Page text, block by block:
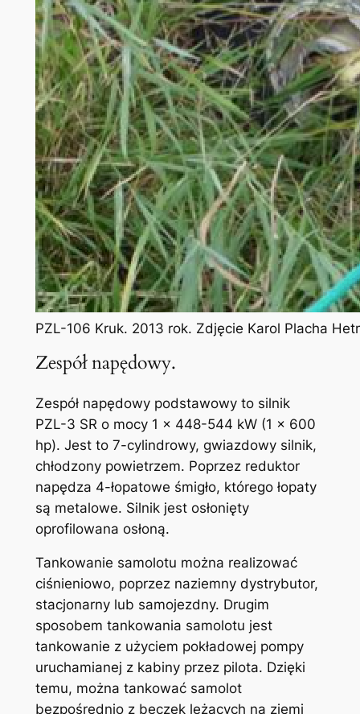
PZL-106 Kruk. 2013 rok. Zdjęcie Karol Placha
Zespół napędowy.
Zespół napędowy podstawowy to silnik
PZL-3 SR o mocy 1 x 448-544 kW (1 x 600
hp). Jest to 7-cylindrowy, gwiazdowy silnik,
chłodzony powietrzem. Poprzez reduktor
napędza 4-łopatowe śmigło, którego łopaty
są metalowe. Silnik jest osłonięty
oprofilowana osłoną.
Tankowanie samolotu można realizować
ciśnieniowo, poprzez naziemny dystrybutor,
stacjonarny lub samojezdny. Drugim
sposobem tankowania samolotu jest
tankowanie z użyciem pokładowej pompy
uruchamianej z kabiny przez pilota. Dzięki
temu, można tankować samolot
bezpośrednio z beczek leżących na ziemi